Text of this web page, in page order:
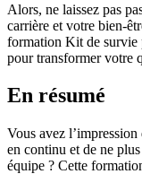
Alors, ne laissez pas
carrière et votre bien-
formation Kit de survie
pour transformer votre
En résumé
Vous avez
en continu et de ne
équipe ? Cette